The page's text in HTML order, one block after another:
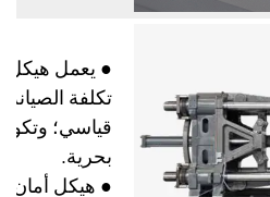
● يعمل هيكل
تكلفة
قياسي؛
بحرية.
● هيكل أمان